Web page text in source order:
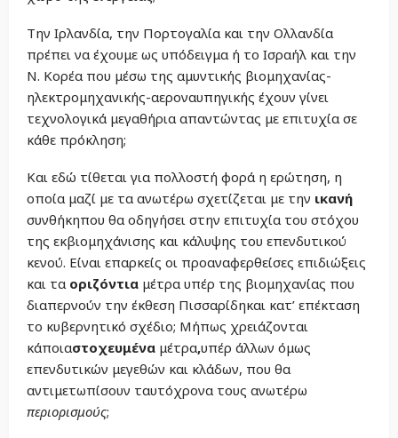
Την Ιρλανδία, την Πορτογαλία και την Ολλανδία
πρέπει να έχουμε ως υπόδειγμα ή το Ισραήλ και την
Ν. Κορέα που μέσω της αμυντικής βιομηχανίας-
ηλεκτρομηχανικής-αεροναυπηγικής έχουν γίνει
τεχνολογικά μεγαθήρια απαντώντας με επιτυχία σε
κάθε πρόκληση;
Και εδώ τίθεται για πολλοστή φορά η ερώτηση, η
οποία μαζί με τα ανωτέρω σχετίζεται με την ικανή
συνθήκηπου θα οδηγήσει στην επιτυχία του στόχου
της εκβιομηχάνισης και κάλυψης του επενδυτικού
κενού. Είναι επαρκείς οι προαναφερθείσες επιδιώξεις
και τα οριζόντια μέτρα υπέρ της βιομηχανίας που
διαπερνούν την έκθεση Πισσαρίδηκαι κατ’ επέκταση
το κυβερνητικό σχέδιο; Μήπως χρειάζονται
κάποιαστοχευμένα μέτρα,υπέρ άλλων όμως
επενδυτικών μεγεθών και κλάδων, που θα
αντιμετωπίσουν ταυτόχρονα τους ανωτέρω
περιορισμούς;